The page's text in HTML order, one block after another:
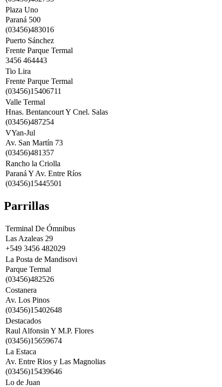
Plaza Uno
Paraná 500
(03456)483016
Puerto Sánchez
Frente Parque Termal
3456 464443
Tio Lira
Frente Parque Termal
(03456)15406711
Valle Termal
Hnas. Bentancourt Y Cnel. Salas
(03456)487254
VYan-Jul
Av. San Martín 73
(03456)481357
Rancho la Criolla
Paraná Y Av. Entre Ríos
(03456)15445501
Parrillas
Terminal De Ómnibus
Las Azaleas 29
+549 3456 482029
La Posta de Mandisovi
Parque Termal
(03456)482526
Costanera
Av. Los Pinos
(03456)15402648
Destacados
Raul Alfonsin Y M.P. Flores
(03456)15659674
La Estaca
Av. Entre Rios y Las Magnolias
(03456)15439646
Lo de Juan